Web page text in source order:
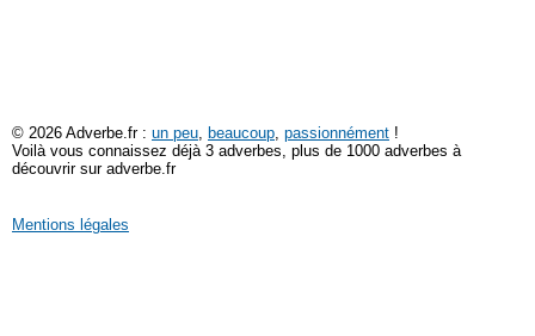
© 2026 Adverbe.fr : un peu beaucoup passionnément !
Voilà vous connaissez déjà 3 adverbes, plus de 1000 adverbes à
découvrir sur adverbe.fr
Mentions légales